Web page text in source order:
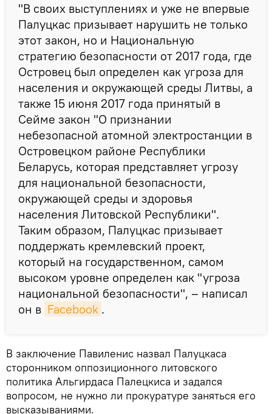
"В своих выступлениях и уже не впервые
Палуцкас призывает нарушить не только
этот закон, но и Национальную
стратегию безопасности от 2017 года, где
Островец был определен как угроза для
населения и окружающей среды Литвы, а
также 15 июня 2017 года принятый в
Сейме закон "О признании
небезопасной атомной электростанции в
Островецком районе Республики
Беларусь, которая представляет угрозу
для национальной безопасности,
окружающей среды и здоровья
населения Литовской Республики".
Таким образом, Палуцкас призывает
поддержать кремлевский проект,
который на государственном, самом
высоком уровне определен как "угроза
национальной безопасности", – написал
он в Facebook .
В заключение Павиленис назвал Палуцкаса
сторонником оппозиционного литовского
политика Альгирдаса Палецкиса и задался
вопросом, не нужно ли прокуратуре заняться его
высказываниями.